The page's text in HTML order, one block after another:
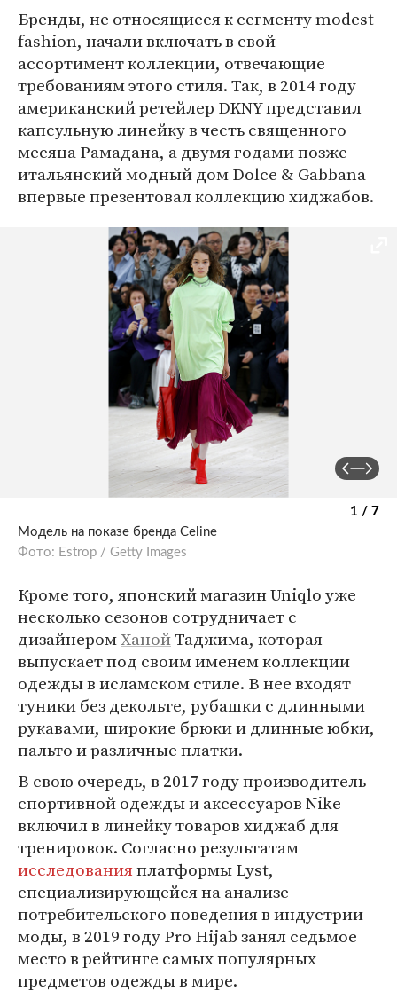
Бренды, не относящиеся к сегменту modest
fashion, начали включать в свой
ассортимент коллекции, отвечающие
требованиям этого стиля. Так, в 2014 году
американский ретейлер DKNY представил
капсульную линейку в честь священного
месяца Рамадана, а двумя годами позже
итальянский модный дом Dolce & Gabbanа
впервые презентовал коллекцию хиджабов.
1 / 7
Модель на показе бренда Celine
Фото: Estrop / Getty Images
Кроме того, японский магазин Uniqlo уже
несколько сезонов сотрудничает с
дизайнеромХанойТаджима, которая
выпускает под своим именем коллекции
одежды в исламском стиле. В нее входят
туники без декольте, рубашки с длинными
рукавами, широкие брюки и длинные юбки,
пальто и различные платки.
В свою очередь, в 2017 году производитель
спортивной одежды и аксессуаров Nike
включил в линейку товаров хиджаб для
тренировок. Согласно результатам
исследованияплатформы Lyst,
специализирующейся на анализе
потребительского поведения в индустрии
моды, в 2019 году Pro Hijab занял седьмое
место в рейтинге самых популярных
предметов одежды в мире.